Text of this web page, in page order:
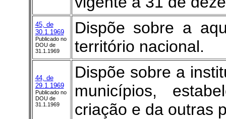
45, de
30.1.1969
Publicado no
DOU de
31.1.1969
Dispõe sobre a
território nacional.
44, de
29.1.1969
Publicado no
DOU de
31.1.1969
Dispõe sobre a
municípios,
criação e da outras